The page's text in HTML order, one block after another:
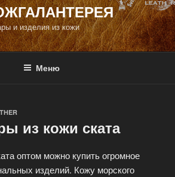
и изделия из кожи
Меню
из кожи ската
оптом можно купить огромное
изделий. Кожу морского